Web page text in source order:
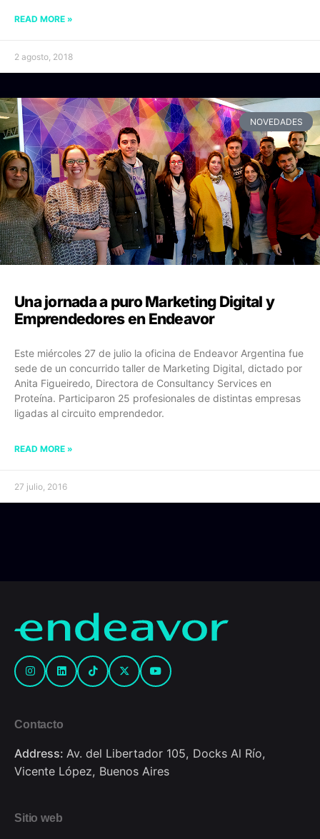
READ MORE »
2 agosto, 2018
NOVEDADES
Una jornada a puro Marketing Digital y
Emprendedores en Endeavor
Este miércoles 27 de julio la oficina de Endeavor Argentina fue
sede de un concurrido taller de Marketing Digital, dictado por
Anita Figueiredo, Directora de Consultancy Services en
Proteína. Participaron 25 profesionales de distintas empresas
ligadas al circuito emprendedor.
READ MORE »
27 julio, 2016
Contacto
Address: Av. del Libertador 105, Docks Al Río,
Vicente López, Buenos Aires
Sitio web